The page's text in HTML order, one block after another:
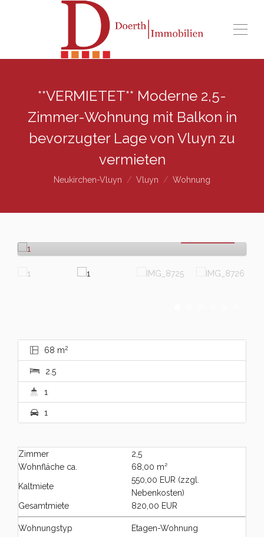
**VERMIETET** Moderne 2,5-
Zimmer-Wohnung mit Balkon in
bevorzugter Lage von Vluyn zu
vermieten
Neukirchen-Vluyn Vluyn Wohnung
68 m2
2.5
1
1
Zimmer
2,5
Wohnfläche ca.
68,00 m²
Kaltmiete
550,00 EUR (zzgl.
Nebenkosten)
Gesamtmiete
820,00 EUR
Wohnungstyp
Etagen-Wohnung